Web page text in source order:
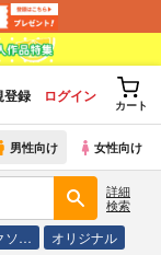
登録 ログイン
カート
男性向け 女性向け
詳細
検索
ソ… オリジナル